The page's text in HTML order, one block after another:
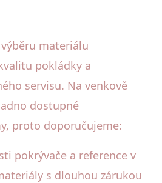
materiálu
pokládky a
servisu. Na venkově
dostupné
proto doporučujeme:
pokrývače a reference v
s dlouhou zárukou